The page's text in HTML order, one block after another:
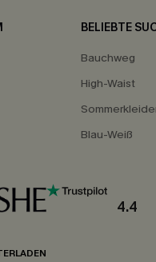
BELIEBTE
Bauchweg
High-Waist
Blau-Weiß
4.4
ERHALTEN
MBW für E-Mail-
unsere Allgemeinen
. Sie können sich